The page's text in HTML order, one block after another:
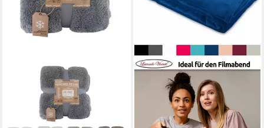
VEWOTEX
Wohndecke Teddy
Kuscheldecke 150 x 200 cm
» warme Wohndecke,
Kunstfell-Optik, flauschige